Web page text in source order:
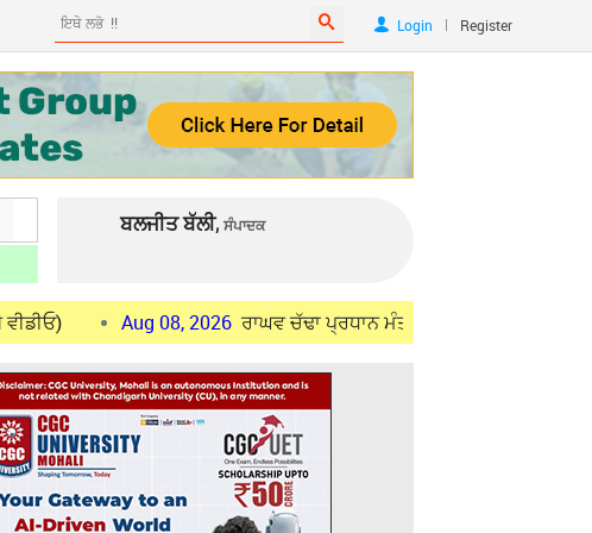
Login | Register
ਬਲਜੀਤ ਬੱਲੀ, ਸੰਪਾਦਕ
Aug 08, 2026 ਰਾਘਵ ਚੱਢਾ ਪ੍ਰਧਾਨ ਮੰਤਰੀ ਮੋਦੀ ਨੂੰ ਮਿਲੇ, ਪੰਜਾਬ ਵਿੱਚ ਸਰਗਰਮ